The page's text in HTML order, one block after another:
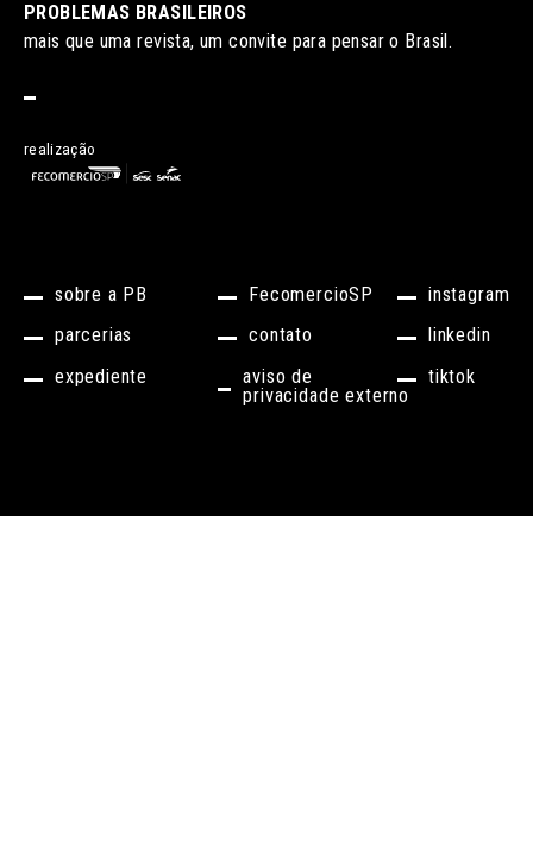
sobre a PB
parcerias
expediente
FecomercioSP
contato
aviso de
privacidade externo
instagram
linkedin
tiktok
PROBLEMAS BRASILEIROS
mais que uma revista, um convite para pensar o Brasil.
realização